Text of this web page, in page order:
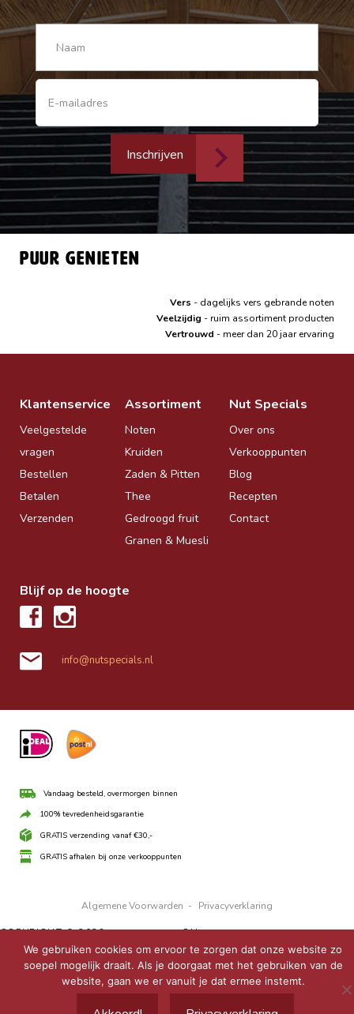
Inschrijven
Puur genieten
Vers - dagelijks vers gebrande noten
Veelzijdig - ruim assortiment producten
Vertrouwd - meer dan 20 jaar ervaring
Klantenservice
Veelgestelde
vragen
Bestellen
Betalen
Verzenden
Assortiment
Noten
Kruiden
Zaden & Pitten
Thee
Gedroogd fruit
Granen & Muesli
Nut Specials
Over ons
Verkooppunten
Blog
Recepten
Contact
Blijf op de hoogte
info@nutspecials.nl
Vandaag besteld, overmorgen binnen
100% tevredenheidsgarantie
GRATIS verzending vanaf €30,-
GRATIS afhalen bij onze verkooppunten
Algemene Voorwarden - Privacyverklaring
COPYRIGHT © 2026 ·UBO THEMEONGENESIS FRAMEWORK·
WORDPRESS·LOG IN
We gebruiken cookies om ervoor te zorgen dat onze website zo
soepel mogelijk draait. Als je doorgaat met het gebruiken van de
website, gaan we er vanuit je dat ermee instemt.